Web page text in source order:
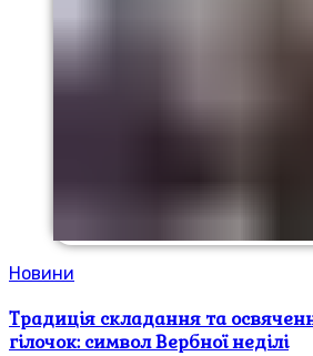
Новини
Традиція складання та
гілочок: символ Вербної неділі